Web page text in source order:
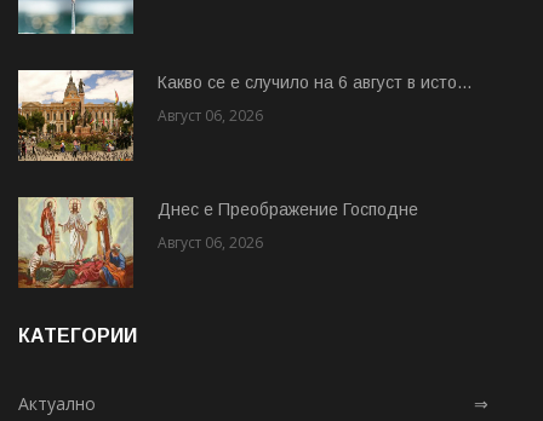
Какво се е случило на 6 август в исто...
Август 06, 2026
Днес е Преображение Господне
Август 06, 2026
КАТЕГОРИИ
Актуално ⇒